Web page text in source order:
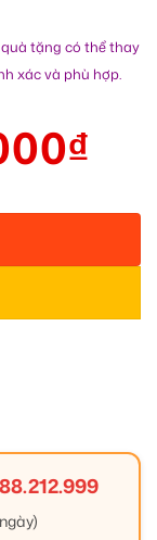
tặng có thể thay
xác và phù hợp.
₫